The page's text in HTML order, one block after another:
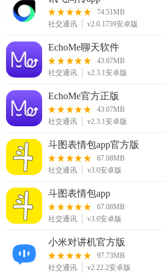
74.51MB
社交通讯
v2.0.1759安卓版
EchoMe聊天软件
43.07MB
社交通讯
v2.3.1安卓版
EchoMe官方正版
43.07MB
社交通讯
v2.3.1安卓版
斗图表情包app官方版
67.08MB
社交通讯
v3.0安卓版
斗图表情包app
67.08MB
社交通讯
v3.0安卓版
小米对讲机官方版
97.73MB
社交通讯
v2.22.2安卓版